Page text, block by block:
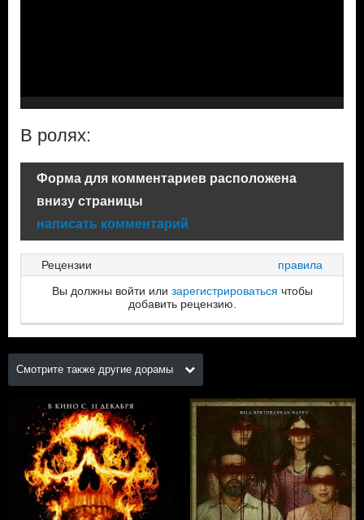
В ролях:
Форма для комментариев расположена
внизу страницы
написать комментарий
Рецензии
правила
Вы должны войти или зарегистрироваться чтобы
добавить рецензию.
Смотрите также другие дорамы